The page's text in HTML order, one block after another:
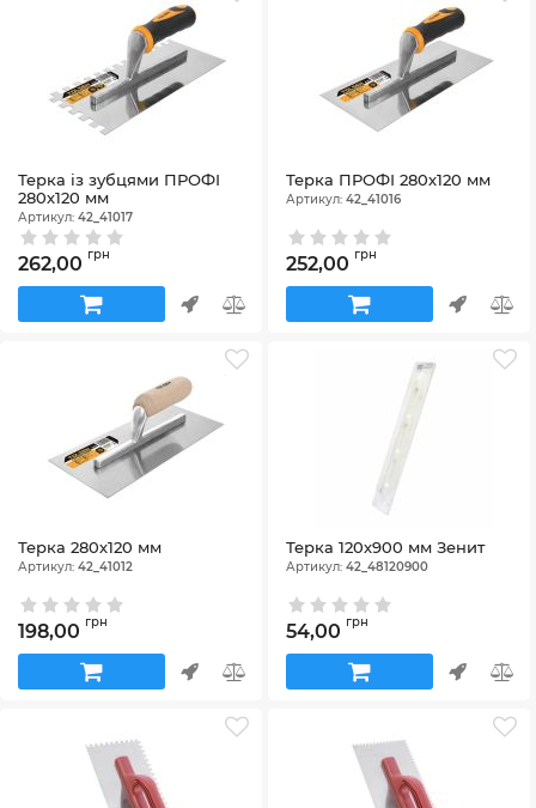
Терка із зубцями ПРОФІ
280х120 мм
Артикул: 42_41017
262,00 грн
Терка ПРОФІ 280х120 мм
Артикул: 42_41016
252,00 грн
Терка 280х120 мм
Артикул: 42_41012
198,00 грн
Терка 120х900 мм Зенит
Артикул: 42_48120900
54,00 грн